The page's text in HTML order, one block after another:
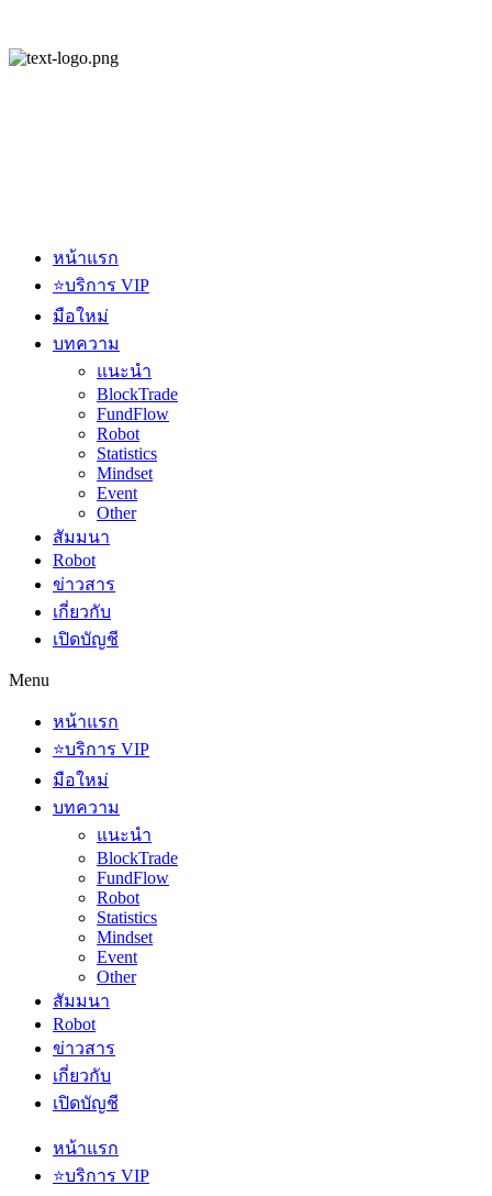
หน้าแรก
⭐บริการ VIP
มือใหม่
บทความ
แนะนำ
BlockTrade
FundFlow
Robot
Statistics
Mindset
Event
Other
สัมมนา
Robot
ข่าวสาร
เกี่ยวกับ
เปิดบัญชี
Menu
หน้าแรก
⭐บริการ VIP
มือใหม่
บทความ
แนะนำ
BlockTrade
FundFlow
Robot
Statistics
Mindset
Event
Other
สัมมนา
Robot
ข่าวสาร
เกี่ยวกับ
เปิดบัญชี
หน้าแรก
⭐บริการ VIP